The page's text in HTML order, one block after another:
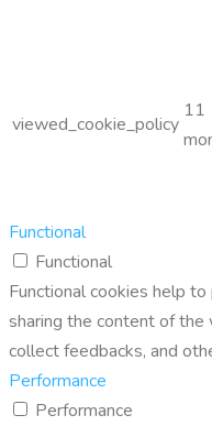
viewed_cookie_policy
11
Functional
Functional
Functional cookies help
sharing the content of
collect feedbacks, and
Performance
Performance